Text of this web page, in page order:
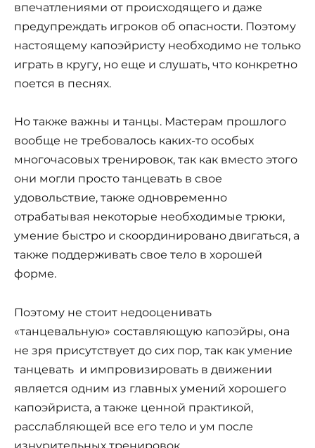
впечатлениями от происходящего и даже
предупреждать игроков об опасности. Поэтому
настоящему капоэйристу необходимо не только
играть в кругу, но еще и слушать, что конкретно
поется в песнях.
Но также важны и танцы. Мастерам прошлого
вообще не требовалось каких-то особых
многочасовых тренировок, так как вместо этого
они могли просто танцевать в свое
удовольствие, также одновременно
отрабатывая некоторые необходимые трюки,
умение быстро и скоординировано двигаться, а
также поддерживать свое тело в хорошей
форме.
Поэтому не стоит недооценивать
«танцевальную» составляющую капоэйры, она
не зря присутствует до сих пор, так как умение
танцевать и импровизировать в движении
является одним из главных умений хорошего
капоэйриста, а также ценной практикой,
расслабляющей все его тело и ум после
изнурительных тренировок.